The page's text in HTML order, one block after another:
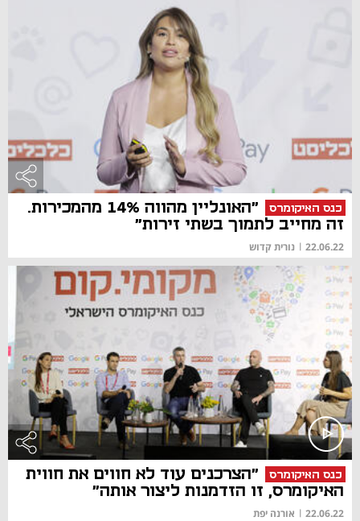
כנס האיקומרס
"האונליין מהווה 14% מהמכירות.
זה מחייב לתמוך בשתי זירות"
22.06.22
| נורית קדוש
כנס האיקומרס
"הצרכנים עוד לא חווים את חווית
האיקומרס, זו הזדמנות ליצור אותה"
22.06.22
| אורנה יפת